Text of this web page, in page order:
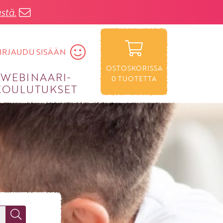
SISÄÄN
WEBINAARI­
OSTOSKORISSA
0TUOTETTA